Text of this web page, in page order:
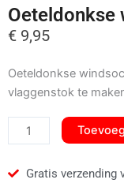
Oeteldonkse
€ 9,95
Oeteldonkse
vlaggenstok te
Oeteldonkse
windsock
Gratis verzending